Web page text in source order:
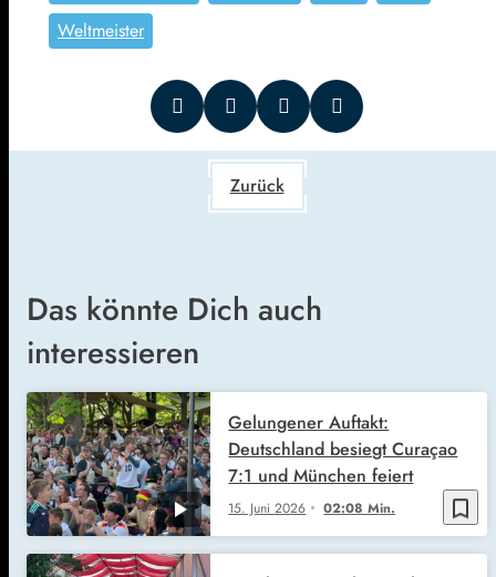
Weltmeister
Zurück
Das könnte Dich auch
interessieren
bookmark_border
15. Juni 2026 02:08 Min.
Gelungener Auftakt:
Deutschland besiegt Curaçao
7:1 und München feiert